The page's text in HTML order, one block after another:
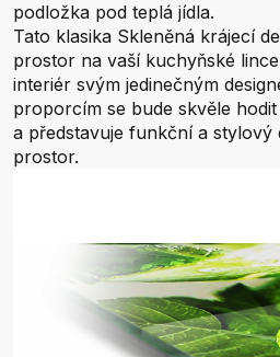
podložka pod teplá jídla.
Tato klasika Skleněná krájecí
prostor na vaší kuchyňské
interiér svým jedinečným
proporcím se bude skvěle
a představuje funkční a
prostor.